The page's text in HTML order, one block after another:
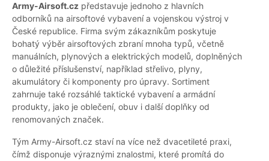
Army-Airsoft.cz představuje jednoho z hlavních
odborníků na airsoftové vybavení a vojenskou výstroj v
České republice. Firma svým zákazníkům poskytuje
bohatý výběr airsoftových zbraní mnoha typů, včetně
manuálních, plynových a elektrických modelů, doplněných
o důležité příslušenství, například střelivo, plyny,
akumulátory či komponenty pro úpravy. Sortiment
zahrnuje také rozsáhlé taktické vybavení a armádní
produkty, jako je oblečení, obuv i další doplňky od
renomovaných značek.
Tým Army-Airsoft.cz staví na více než dvacetileté praxi,
čímž disponuje výraznými znalostmi, které promítá do